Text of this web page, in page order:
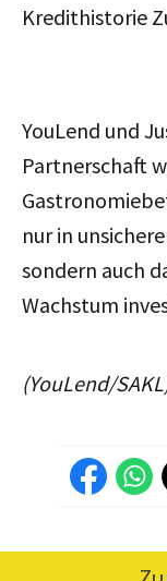
Kredithistorie
YouLend und
Partnerschaft
nur in
sondern auch
Wachstum
(YouLend/